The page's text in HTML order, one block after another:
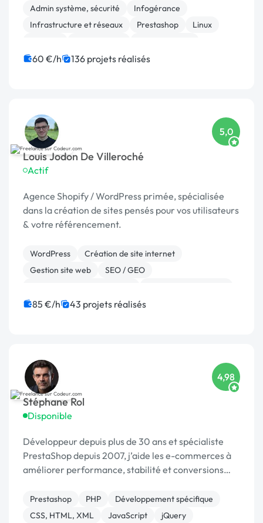
infr
Admin système, sécurité
Infogérance
Infrastructure et réseaux
Prestashop
Linux
Migration
Migration ou refonte de site
60 €/h 136 projets réalisés
Louis Jodon De Villeroché
Actif
5,0
Agence Shopify / WordPress primée, spécialisée
dans la création de sites pensés pour vos utilisateurs
& votre référencement.
WordPress
Création de site internet
Gestion site web
SEO / GEO
Référencement, liens
Site E-commerce
85 €/h 43 projets réalisés
Stéphane Rol
Disponible
4,98
Développeur depuis plus de 30 ans et spécialiste
PrestaShop depuis 2007, j’aide les e-commerces à
améliorer performance, stabilité et conversions
Prestashop PHP
Développement spécifique
CSS, HTML, XML
JavaScript jQuery